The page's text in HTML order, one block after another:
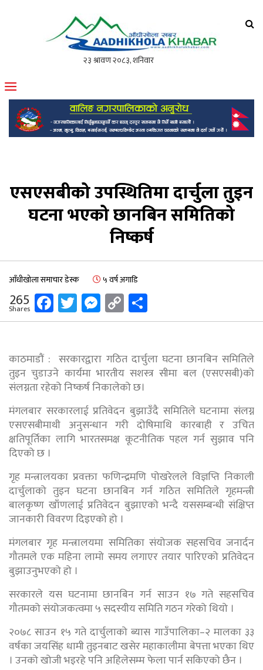
मोफसलकै लोकप्रिय अनलाइन पत्रिका
एसएसबीको उपस्थितिमा दार्चुला तुइन
घटना भएको छानबिन समितिको
निष्कर्ष
आँधीखोला समाचार डेस्क ५ वर्ष अगाडि
265
Shares Facebook
Twitter
Messenger
Copy
Link
काठमाडौं : सरकारद्वारा गठित दार्चुला घटना छानबिन समितिले
तुइन चुडाउने कार्यमा भारतीय सशस्त्र सीमा बल (एसएसबी)को
संलग्नता रहेको निष्कर्ष निकालेको छ।
मंगलबार सरकारलाई प्रतिवेदन बुझाउँदै समितिले घटनामा संलग्न
एसएसबीमाथी अनुसन्धान गरी दोषिमाथि कारबाही र उचित
क्षतिपूर्तिका लागि भारतसमक्ष कूटनीतिक पहल गर्न सुझाव पनि
दिएको छ ।
गृह मन्त्रालयका प्रवक्ता फणिन्द्रमणि पोखरेलले विज्ञप्ति निकाली
दार्चुलाको तुइन घटना छानबिन गर्न गठित समितिले गृहमन्त्री
बालकृष्ण खाँणलाई प्रतिवेदन बुझाएको भन्दै यससम्बन्धी संक्षिप्त
जानकारी विवरण दिइएको हो ।
मंगलबार गृह मन्त्रालयमा समितिका संयोजक सहसचिव जनार्दन
गौतमले एक महिना लामो समय लगाएर तयार पारिएको प्रतिवेदन
बुझाउनुभएको हो ।
सरकारले यस घटनामा छानबिन गर्न साउन १७ गते सहसचिव
गौतमको संयोजकत्वमा ५ सदस्यीय समिति गठन गरेको थियो ।
२०७८ साउन १५ गते दार्चुलाको ब्यास गाउँपालिका–२ मालका ३३
वर्षका जयसिंह धामी तुइनबाट खसेर महाकालीमा बेपत्ता भएका थिए
। उनको खोजी भइरहे पनि अहिलेसम्म फेला पार्न सकिएको छैन ।